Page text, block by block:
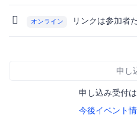
オンライン リンクは参加者
申し
申し込み受付
今後イベント